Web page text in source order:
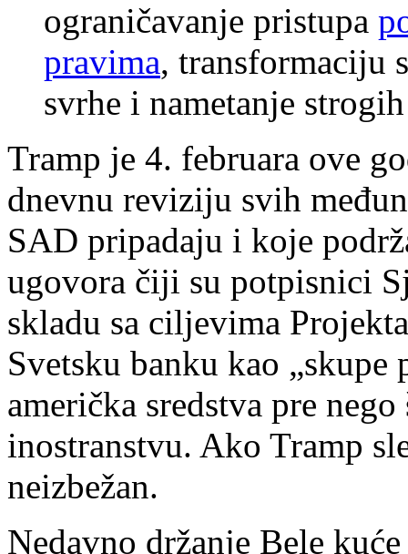
ograničavanje pristupa
pravima, transformaciju
svrhe i nametanje
Tramp je 4. februara ove
dnevnu reviziju svih
SAD pripadaju i koje
ugovora čiji su potpisnici
skladu sa ciljevima
Svetsku banku kao „skupe
američka sredstva pre
inostranstvu. Ako Tramp
neizbežan.
Nedavno držanje Bele